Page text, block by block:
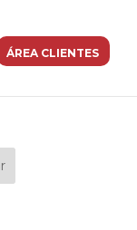
ÁREA CLIENTES